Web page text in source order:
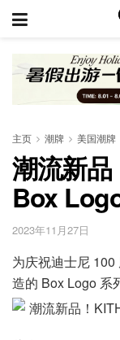
主页 潮牌 美国潮牌
潮流新
Box
2023年11月27日
为庆祝迪士尼
造的 Box Logo 系